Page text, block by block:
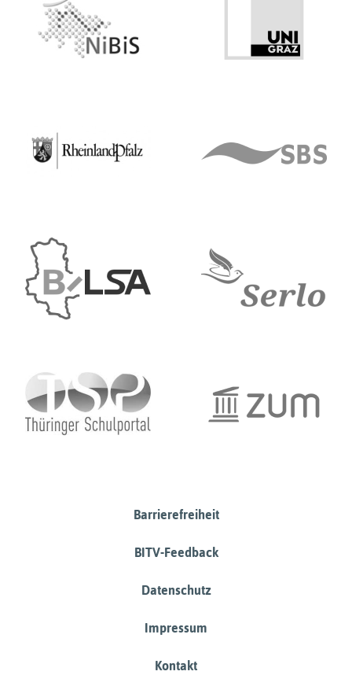
Barrierefreiheit
BITV-Feedback
Datenschutz
Impressum
Kontakt